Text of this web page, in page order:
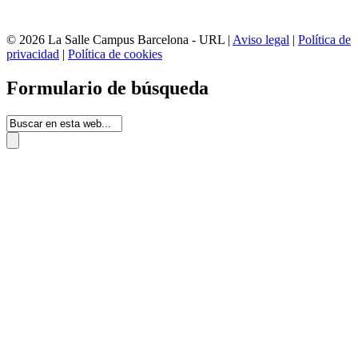
© 2026 La Salle Campus Barcelona - URL | Aviso legal | Política de
privacidad | Política de cookies
Formulario de búsqueda